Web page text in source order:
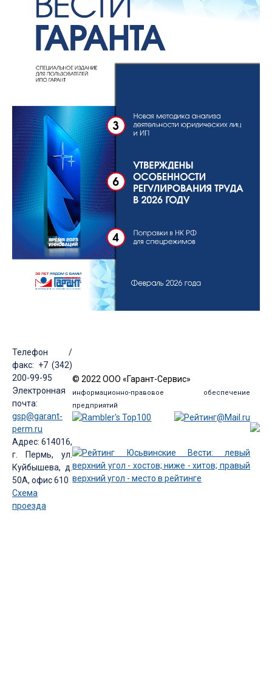
Телефон /
факс: +7 (342)
200-99-95
Электронная
почта:
gsp@garant-
perm.ru
Адрес: 614016,
г. Пермь, ул.
Куйбышева, д.
50А, офис 610
Схема
проезда
© 2022 ООО «Гарант-Сервис»
информационно-правовое обеспечение
предприятий